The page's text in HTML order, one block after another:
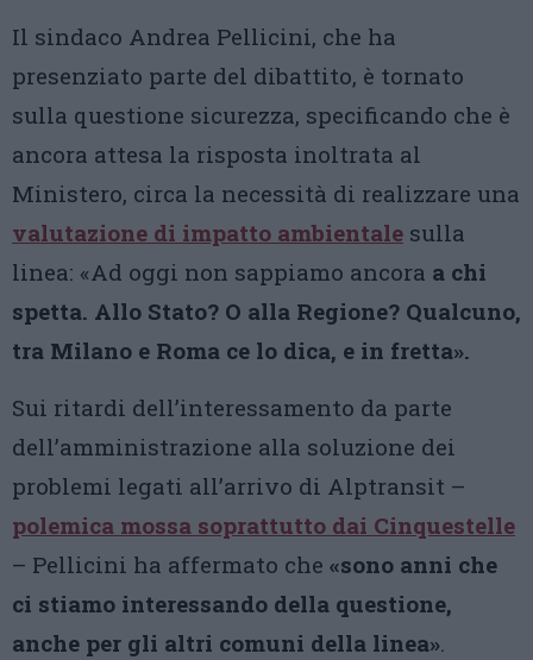
Il sindaco Andrea Pellicini, che ha
presenziato parte del dibattito, è tornato
sulla questione sicurezza, specificando che è
ancora attesa la risposta inoltrata al
Ministero, circa la necessità di realizzare una
valutazione di impatto ambientale sulla
linea: «Ad oggi non sappiamo ancora a chi
spetta. Allo Stato? O alla Regione? Qualcuno,
tra Milano e Roma ce lo dica, e in fretta».
Sui ritardi dell’interessamento da parte
dell’amministrazione alla soluzione dei
problemi legati all’arrivo di Alptransit –
polemica mossa soprattutto dai Cinquestelle
– Pellicini ha affermato che «sono anni che
ci stiamo interessando della questione,
anche per gli altri comuni della linea».